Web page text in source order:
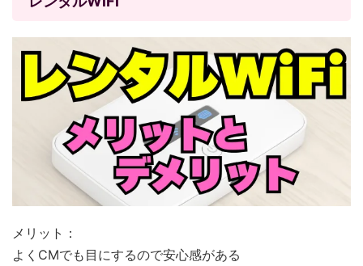
メリット：
よくCMでも目にするので安心感がある